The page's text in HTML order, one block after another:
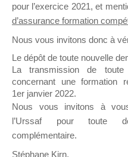
Formation qui
Propositions Mallette
Ce groupe propose
sur lequel il est
ou poser une question.
NB : Il est nécessaire
pouvoir rejoindre ce
pour l’exercice 2021, et
d’assurance formation
Nous vous invitons donc à
Le dépôt de toute nouvelle
La transmission de toute
concernant une formation
1er janvier 2022.
Nous vous invitons à
l’Urssaf pour toute
complémentaire.
Stéphane Kirn,